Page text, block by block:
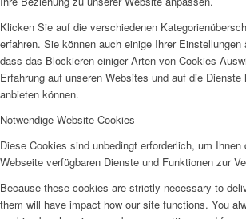
Klicken Sie auf die verschiedenen
erfahren. Sie können auch einige Ihrer
dass das Blockieren einiger Arten von Cookies
Erfahrung auf unseren Websites und auf die Dienste
anbieten können.
Notwendige Website Cookies
Diese Cookies sind unbedingt erforderlich, um Ihnen
Webseite verfügbaren Dienste und Funktionen zur
Because these cookies are strictly necessary to
them will have impact how our site functions. You